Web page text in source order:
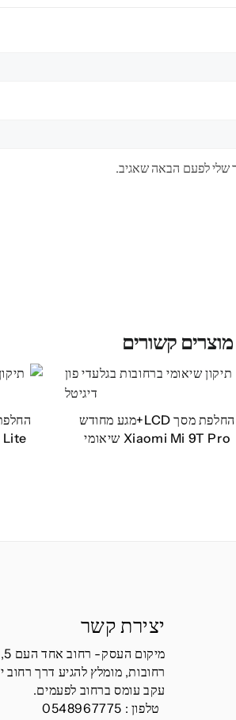
שלי לפעם הבאה שאגיב.
מוצרים קשורים
החלפת מסך LCD+מגע מחודש
Xiaomi Mi 9T Pro שיאומי
יצירת קשר
מיקום העסק- רחוב אחד העם 5,
רחובות, מומלץ להגיע דרך רחוב
עקב עומס ברחוב לפעמים.
טלפון : 0548967775